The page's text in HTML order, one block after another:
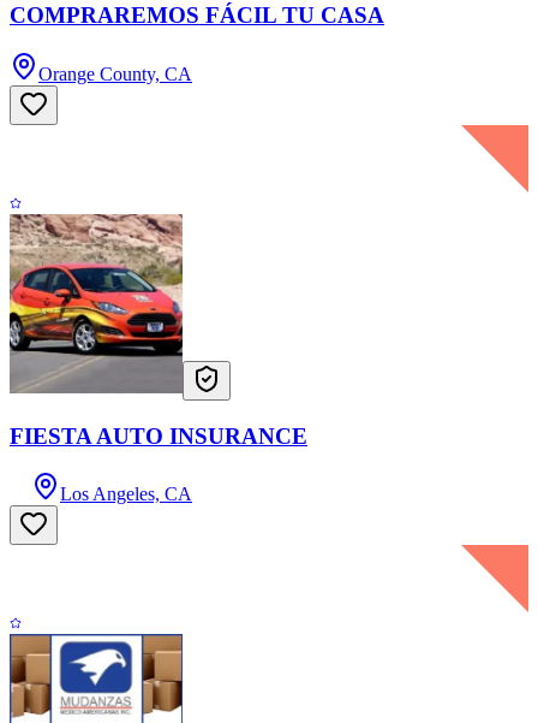
COMPRAREMOS FÁCIL TU CASA
Orange County, CA
FIESTA AUTO INSURANCE
Los Angeles, CA